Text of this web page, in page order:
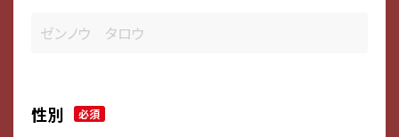
性別 必須